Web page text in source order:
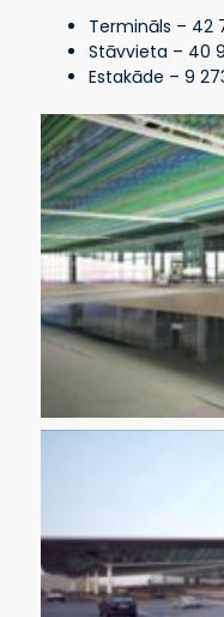
Termināls – 42
Stāvvieta – 40
Estakāde – 9